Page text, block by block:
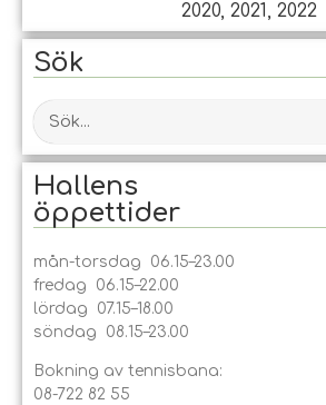
2020, 2021, 2022
Sök
Hallens
öppet­tider
mån-torsdag 06.15–23.00
fredag 06.15–22.00
lördag 07.15–18.00
söndag 08.15–23.00
Bokning av tennisbana:
08-722 82 55